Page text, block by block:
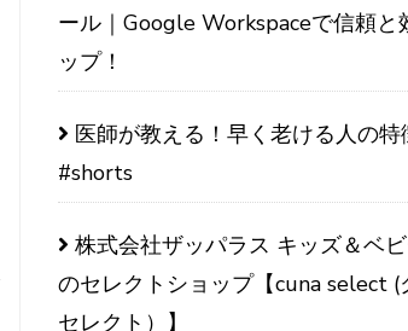
ール｜Google Workspaceで信頼と
ップ！
医師が教える！早く老ける人の特
#shorts
株式会社ザッパラス キッズ＆ベ
のセレクトショップ【cuna select (
セレクト）】